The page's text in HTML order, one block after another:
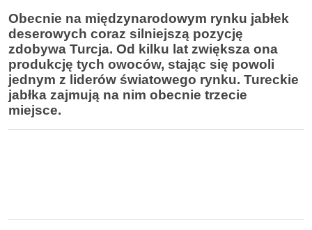
Obecnie na międzynarodowym rynku jabłek
deserowych coraz silniejszą pozycję
zdobywa Turcja. Od kilku lat zwiększa ona
produkcję tych owoców, stając się powoli
jednym z liderów światowego rynku. Tureckie
jabłka zajmują na nim obecnie trzecie
miejsce.